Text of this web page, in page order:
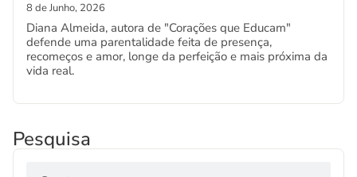
8 de Junho, 2026
Diana Almeida, autora de "Corações que Educam"
defende uma parentalidade feita de presença,
recomeços e amor, longe da perfeição e mais próxima da
vida real.
Pesquisa